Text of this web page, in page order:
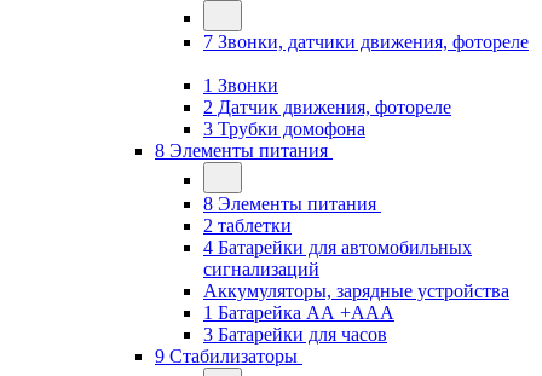
7 Звонки, датчики движения, фотореле
1 Звонки
2 Датчик движения, фотореле
3 Трубки домофона
8 Элементы питания
8 Элементы питания
2 таблетки
4 Батарейки для автомобильных
сигнализаций
Аккумуляторы, зарядные устройства
1 Батарейка АА +ААА
3 Батарейки для часов
9 Стабилизаторы